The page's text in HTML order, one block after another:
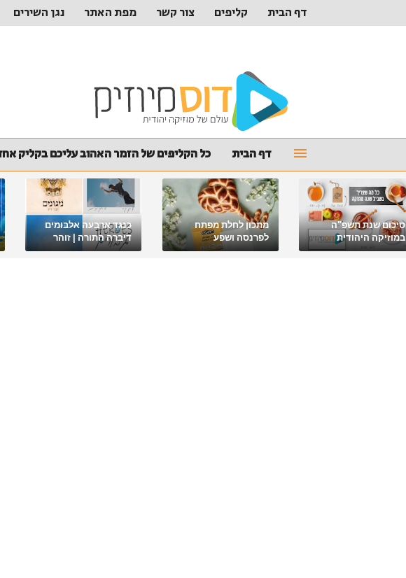
דף הבית קליפים צור קשר מפת האתר נגן השירים
דף הבית כל הקליפים של הזמר האהוב עליכם בקליק
סיכום שנת תשפ"ה
במוזיקה היהודית
מתכון לחלת מפתח
לפרנסה ושפע
כנגד ארבעה אלבומים
דיברה התורה | זוהר
מלאכי